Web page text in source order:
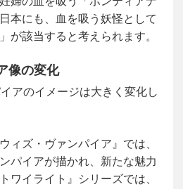
本にも、血を吸う妖怪として
が該当すると考えられます。
像の変化
アのイメージは大きく変化し
ィズ・ヴァンパイア』では、
パイアが描かれ、新たな魅力
ワイライト』シリーズでは、